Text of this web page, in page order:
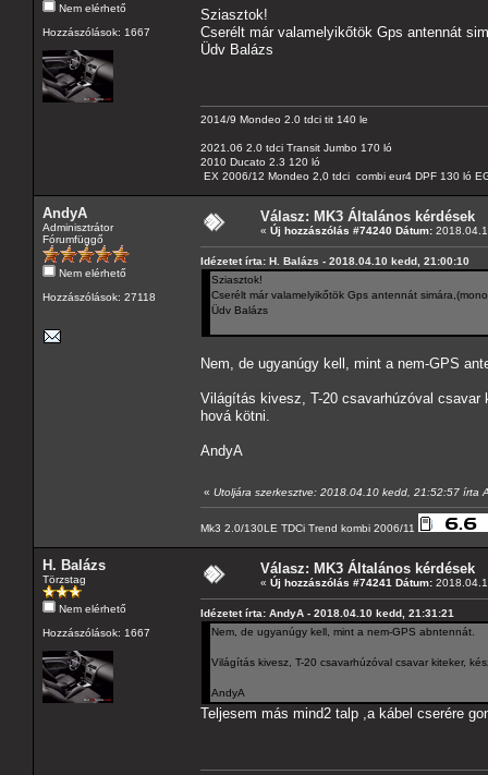
Nem elérhető
Hozzászólások: 1667
Sziasztok!
Cserélt már valamelyikőtök Gps antennát
Üdv Balázs
2014/9 Mondeo 2.0 tdci tit 140 le
2021.06 2.0 tdci Transit Jumbo 170 ló
2010 Ducato 2.3 120 ló
EX 2006/12 Mondeo 2,0 tdci combi eur4 DPF 130 ló
AndyA
Adminisztrátor
Fórumfüggő
Nem elérhető
Hozzászólások: 27118
Válasz: MK3 Általános kérdések
« Új hozzászólás #74240 Dátum:
Idézetet írta: H. Balázs - 2018.04.10 kedd, 21:00:10
Sziasztok!
Cserélt már valamelyikőtök Gps antennát
Üdv Balázs
Nem, de ugyanúgy kell, mint a nem-GPS
Világítás kivesz, T-20 csavarhúzóval
hová kötni.
AndyA
« Utoljára szerkesztve: 2018.04.10 kedd, 21:52:57 írta
Mk3 2.0/130LE TDCi Trend kombi 2006/11
H. Balázs
Törzstag
Nem elérhető
Hozzászólások: 1667
Válasz: MK3 Általános kérdések
« Új hozzászólás #74241 Dátum:
Idézetet írta: AndyA - 2018.04.10 kedd, 21:31:21
Nem, de ugyanúgy kell, mint a nem-GPS abntennát.
Világítás kivesz, T-20 csavarhúzóval csavar kiteker,
AndyA
Teljesem más mind2 talp ,a kábel cserére